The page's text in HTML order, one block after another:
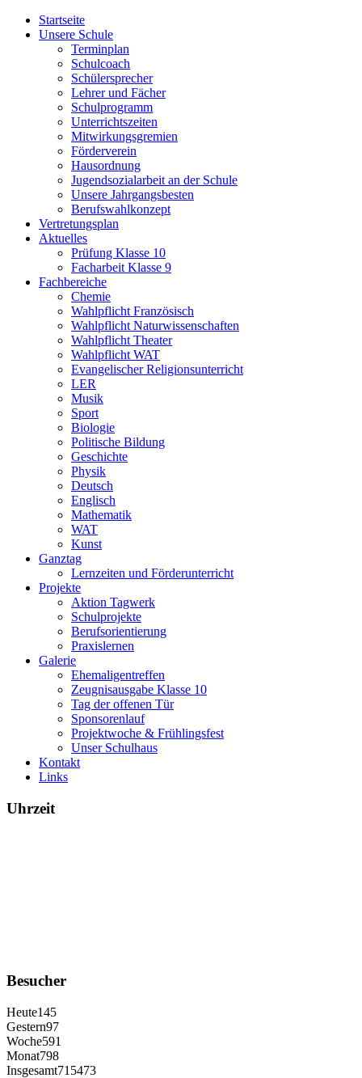
Startseite
Unsere Schule
Terminplan
Schulcoach
Schülersprecher
Lehrer und Fächer
Schulprogramm
Unterrichtszeiten
Mitwirkungsgremien
Förderverein
Hausordnung
Jugendsozialarbeit an der Schule
Unsere Jahrgangsbesten
Berufswahlkonzept
Vertretungsplan
Aktuelles
Prüfung Klasse 10
Facharbeit Klasse 9
Fachbereiche
Chemie
Wahlpflicht Französisch
Wahlpflicht Naturwissenschaften
Wahlpflicht Theater
Wahlpflicht WAT
Evangelischer Religionsunterricht
LER
Musik
Sport
Biologie
Politische Bildung
Geschichte
Physik
Deutsch
Englisch
Mathematik
WAT
Kunst
Ganztag
Lernzeiten und Förderunterricht
Projekte
Aktion Tagwerk
Schulprojekte
Berufsorientierung
Praxislernen
Galerie
Ehemaligentreffen
Zeugnisausgabe Klasse 10
Tag der offenen Tür
Sponsorenlauf
Projektwoche & Frühlingsfest
Unser Schulhaus
Kontakt
Links
Uhrzeit
Besucher
Heute145
Gestern97
Woche591
Monat798
Insgesamt715473